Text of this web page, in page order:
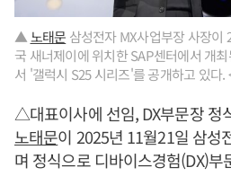
▲노태문 삼성전자 MX사업부장 사장이
국 새너제이에 위치한 SAP센터에서 개
서 '갤럭시 S25 시리즈'를 공개하고 있다.
△대표이사에 선임, DX부문장 정
노태문이 2025년 11월21일 삼성
며 정식으로 디바이스경험(DX)부